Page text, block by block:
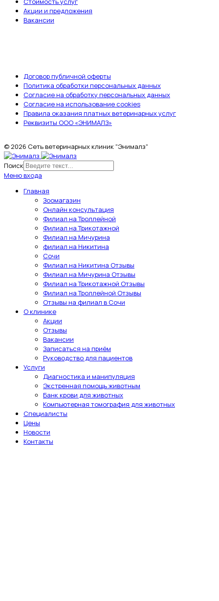
Акции и предложения
Вакансии
Договор публичной оферты
Политика обработки персональных данных
Согласие на обработку персональных данных
Согласие на использование cookies
Правила оказания платных ветеринарных услуг
Реквизиты ООО «ЭНИМАЛЗ»
© 2026 Сеть ветеринарных клиник "Энималз"
Поиск
Меню входа
Главная
Зоомагазин
Онлайн консультация
Филиал на Троллейной
Филиал на Трикотажной
Филиал на Мичурина
филиал на Никитина
Сочи
Филиал на Никитина Отзывы
Филиал на Мичурина Отзывы
Филиал на Трикотажной Отзывы
Филиал на Троллейной Отзывы
Отзывы на филиал в Сочи
О клинике
Акции
Отзывы
Вакансии
Записаться на приём
Руководство для пациентов
Услуги
Диагностика и манипуляция
Экстренная помощь животным
Банк крови для животных
Компьютерная томография для животных
Специалисты
Цены
Новости
Контакты